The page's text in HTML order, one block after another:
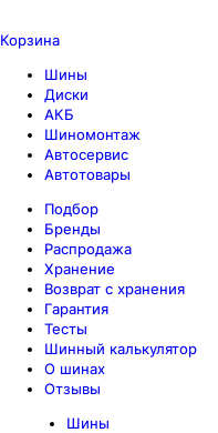
Корзина
Шины
Диски
АКБ
Шиномонтаж
Автосервис
Автотовары
Подбор
Бренды
Распродажа
Хранение
Возврат с хранения
Гарантия
Тесты
Шинный калькулятор
О шинах
Отзывы
Шины